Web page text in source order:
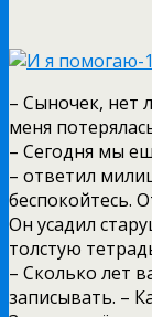
– Сыночек, нет
меня
– Сегодня мы
– ответил
беспокойтесь.
Он усадил
толстую
– Сколько лет
записывать. –